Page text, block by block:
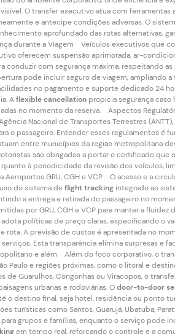
O transfer executivo atua com ferramentas
e antecipe condições adversas. O
aprofundado das rotas alternativas,
durante a Viagem Veículos executivos que
oferecem suspensão aprimorada, ar-
com segurança máxima, respeitando as
pode incluir seguro de viagem, ampliando
no pagamento e suporte dedicado 24
Aflexible cancellation propicia segurança caso
no momento da reserva. Aspectos
Nacional de Transportes Terrestres
o passageiro. Entender esses regulamentos é
entre municípios da região metropolitana
são obrigados a portar o certificado que
à periodicidade da revisão dos veículos,
GRU, CGH e VCP O acesso e a
do sistema deflight tracking integrado ao
a entrega e retirada do passageiro no
por GRU, CGH e VCP para manter a fluidez
políticas de preço claras, especificando o
rota. A previsão de custos é apresentada no
Esta transparência elimina surpresas e
e além Além do foco corporativo, o
Paulo e regiões próximas, como o litoral e
Guarulhos, Congonhas ou Viracopos, o
urbanas e rodoviárias. Odoor-to-door
o destino final, seja hotel, residência ou ponto
como Santos, Guarujá, Ubatuba,
grupos e famílias, enquanto o serviço pode
em tempo real, reforçando o controle e a